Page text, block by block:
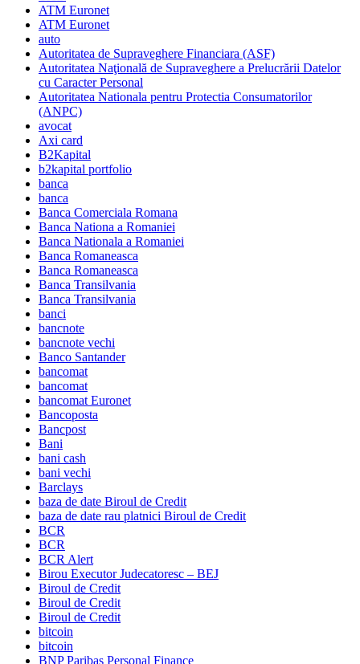
ATM Euronet
ATM Euronet
auto
Autoritatea de Supraveghere Financiara (ASF)
Autoritatea Naţională de Supraveghere a Prelucrării Datelor
cu Caracter Personal
Autoritatea Nationala pentru Protectia Consumatorilor
(ANPC)
avocat
Axi card
B2Kapital
b2kapital portfolio
banca
banca
Banca Comerciala Romana
Banca Nationa a Romaniei
Banca Nationala a Romaniei
Banca Romaneasca
Banca Romaneasca
Banca Transilvania
Banca Transilvania
banci
bancnote
bancnote vechi
Banco Santander
bancomat
bancomat
bancomat Euronet
Bancoposta
Bancpost
Bani
bani cash
bani vechi
Barclays
baza de date Biroul de Credit
baza de date rau platnici Biroul de Credit
BCR
BCR
BCR Alert
Birou Executor Judecatoresc – BEJ
Biroul de Credit
Biroul de Credit
Biroul de Credit
bitcoin
bitcoin
BNP Paribas Personal Finance